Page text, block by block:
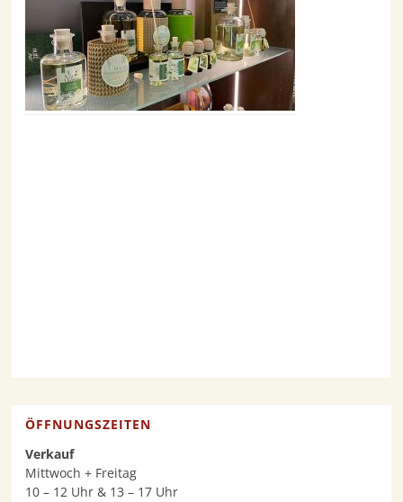
ÖFFNUNGSZEITEN
Verkauf
Mittwoch + Freitag
10 – 12 Uhr & 13 – 17 Uhr